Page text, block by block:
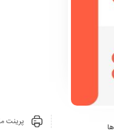
پرینت